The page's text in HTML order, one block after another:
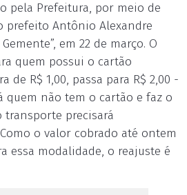
pela Prefeitura, por meio de
prefeito Antônio Alexandre
em 22 de março. O
quem possui o cartão
de R$ 1,00, passa para R$ 2,00 -
quem não tem o cartão e faz o
precisará
o valor cobrado até ontem
essa modalidade, o reajuste é